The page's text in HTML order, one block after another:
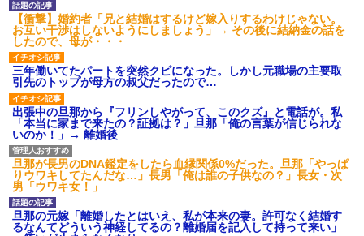
【衝撃】婚約者「兄と結婚はするけど嫁入りするわけじゃない。
お互い干渉はしないようにしましょう」→ その後に結納金の話を
したので、母が・・・
三年働いてたパートを突然クビになった。しかし元職場の主要取
引先のトップが母方の叔父だったので…
出張中の旦那から『フリンしやがって、このクズ』と電話が。私
「本当に家まで来たの？証拠は？」旦那「俺の言葉が信じられな
いのか！」→ 離婚後
旦那が長男のDNA鑑定をしたら血縁関係0%だった。旦那「やっぱ
りウワキしてたんだな…」長男「俺は誰の子供なの？」長女・次
男「ウワキ女！」
旦那の元嫁「離婚したとはいえ、私が本来の妻。許可なく結婚す
るなんてどういう神経してるの？離婚届を記入して持って来い」